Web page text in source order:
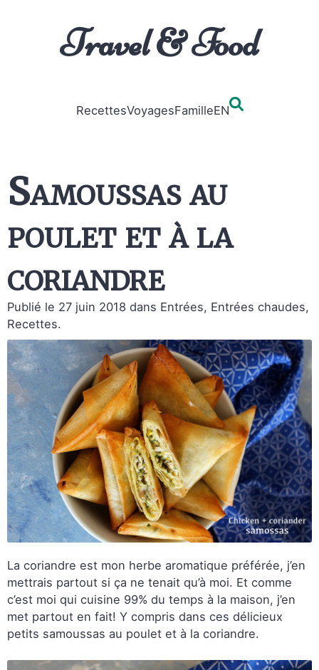
Travel & Food
RecettesVoyagesFamilleEN
Samoussas au
poulet et à la
coriandre
Publié le 27 juin 2018 dans Entrées, Entrées chaudes,
Recettes.
La coriandre est mon herbe aromatique préférée, j’en
mettrais partout si ça ne tenait qu’à moi. Et comme
c’est moi qui cuisine 99% du temps à la maison, j’en
met partout en fait! Y compris dans ces délicieux
petits samoussas au poulet et à la coriandre.